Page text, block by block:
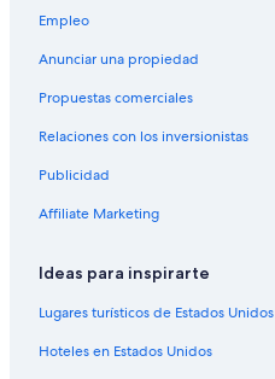
Hoteles en Aguas Claras
Empleo
Anunciar una propiedad
Propuestas comerciales
Relaciones con los inversionistas
Publicidad
Affiliate Marketing
Ideas para inspirarte
Lugares turísticos de Estados Unidos
Hoteles en Estados Unidos